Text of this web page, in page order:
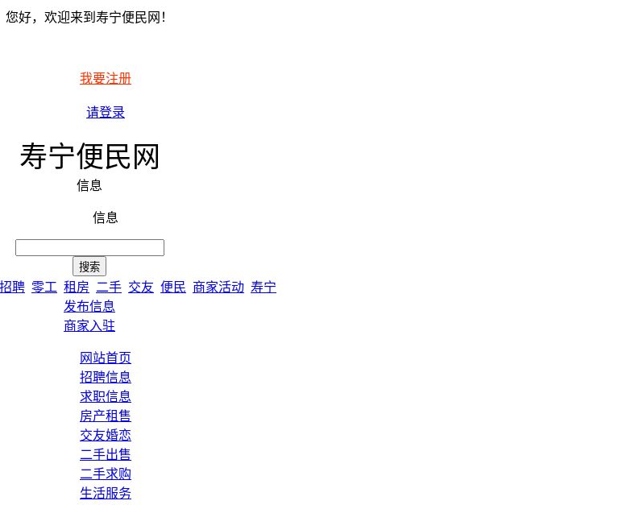
您好，欢迎来到寿宁便民网！
我要注册
请登录
寿宁便民网
信息
信息
招聘 零工 租房 二手 交友 便民 商家活动 寿宁
发布信息
商家入驻
网站首页
招聘信息
求职信息
房产租售
交友婚恋
二手出售
二手求购
生活服务